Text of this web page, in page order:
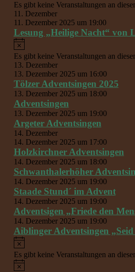
Es gibt keine Veranstaltungen an
11. Dezember
11. Dezember 2025 um 19:00
Lesung „Heilige Nacht“ von
Hinweis
Es gibt keine Veranstaltungen an
13. Dezember
13. Dezember 2025 um 16:00
Tölzer Adventsingen 2025
13. Dezember 2025 um 18:00
Adventsingen
13. Dezember 2025 um 19:00
Argeter Adventsingen
14. Dezember
14. Dezember 2025 um 17:00
Holzkirchner Adventsingen
14. Dezember 2025 um 18:00
Schwanthalerhöher
14. Dezember 2025 um 19:00
Staade Stund´ im Advent
14. Dezember 2025 um 19:00
Adventsigen „Friede den
14. Dezember 2025 um 19:00
Aiblinger Adventsingen
Hinweis
Es gibt keine Veranstaltungen an
Hinweis